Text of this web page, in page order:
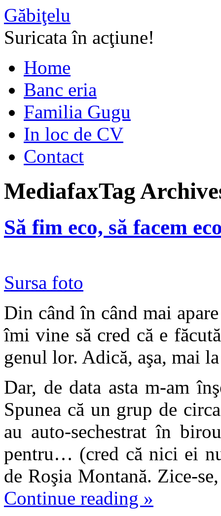
Găbiţelu
Suricata în acţiune!
Home
Banc eria
Familia Gugu
In loc de CV
Contact
MediafaxTag
Să fim eco, să facem
Sursa foto
Din când în când mai
îmi vine să cred că e
genul lor. Adică, aşa, mai
Dar, de data asta m-am
Spunea că un grup de
au auto-sechestrat în
pentru… (cred că nici ei
de Roşia Montană. Zice-
Continue reading »